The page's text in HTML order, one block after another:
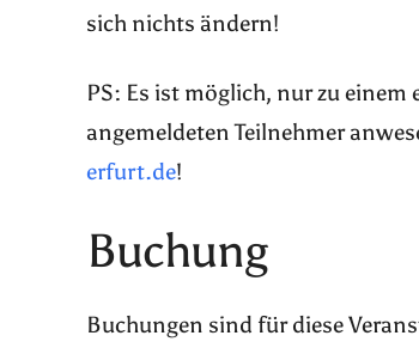
sich nichts ändern!
PS: Es ist möglich, nur zu
angemeldeten Teilnehmer
erfurt.de!
Buchung
Buchungen sind für diese